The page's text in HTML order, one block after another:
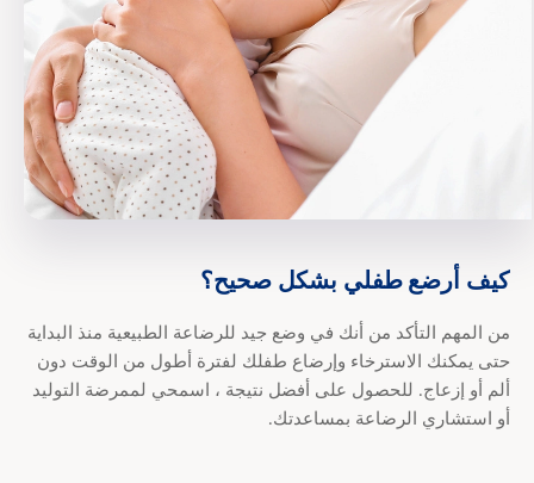
كيف أرضع طفلي بشكل صحيح؟كيف أرضع طفلي
من المهم التأكد من أنك في وضع جيد للرضاعة الطبيعية منذ البداية
حتى يمكنك الاسترخاء وإرضاع طفلك لفترة أطول من الوقت دون
ألم أو إزعاج. للحصول على أفضل نتيجة ، اسمحي لممرضة التوليد
أو استشاري الرضاعة بمساعدتك.